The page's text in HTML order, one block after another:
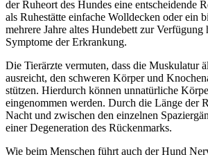
der Ruheort des Hundes eine entscheidende
als Ruhestätte einfache Wolldecken oder ein
mehrere Jahre altes Hundebett zur Verfügung
Symptome der Erkrankung.
Die Tierärzte vermuten, dass die Muskulatur
ausreicht, den schweren Körper und
stützen. Hierdurch können unnatürliche
eingenommen werden. Durch die Länge der
Nacht und zwischen den einzelnen
einer Degeneration des Rückenmarks.
Wie beim Menschen führt auch der Hund